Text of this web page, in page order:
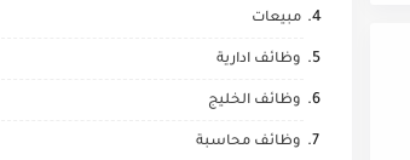
مبيعات
وظائف ادارية
وظائف الخليج
وظائف محاسبة